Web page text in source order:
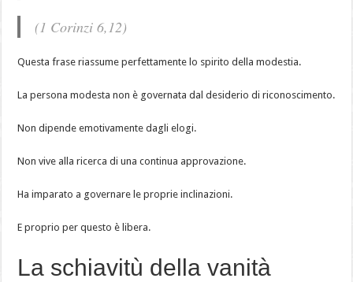
(1 Corinzi 6,12)
Questa frase riassume perfettamente lo spirito della modestia.
La persona modesta non è governata dal desiderio di riconoscimento.
Non dipende emotivamente dagli elogi.
Non vive alla ricerca di una continua approvazione.
Ha imparato a governare le proprie inclinazioni.
E proprio per questo è libera.
La schiavitù della vanità